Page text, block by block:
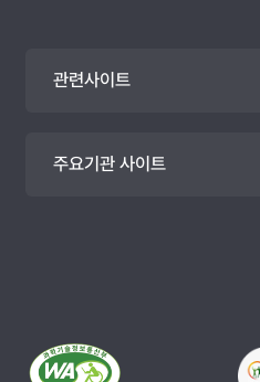
관련사이트
주요기관 사이트